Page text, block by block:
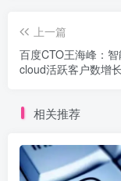
上一篇
百度CTO王海峰：
cloud活跃客户数增
相关推荐